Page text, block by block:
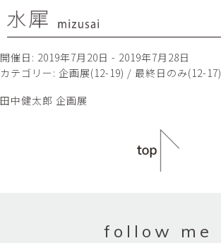
開催日: 2019年7月20日 - 2019年7月28日
カテゴリー: 企画展(12-19) / 最終日のみ(12-17)
田中健太郎 企画展
follow me